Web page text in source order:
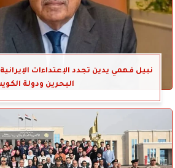
نبيل فهمي يدين تجدد الإعتداءات
البحرين ودولة